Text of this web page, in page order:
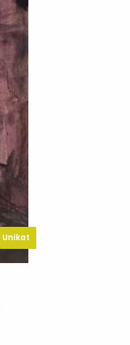
Unikat